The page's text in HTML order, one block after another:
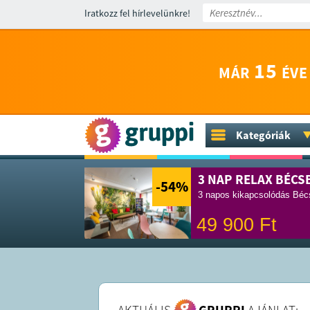
Iratkozz fel hírlevelünkre!
MÁR 15
Kategóriák
-54% 3 NAP RELAX
3 napos kikapcsolódás
49 900 Ft